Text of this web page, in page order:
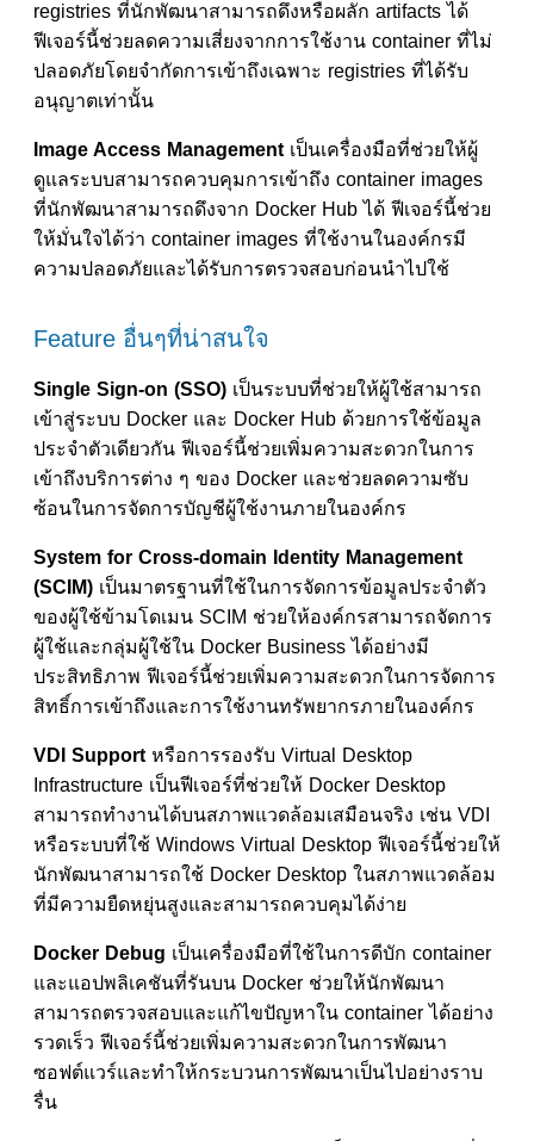
registries ที่นักพัฒนาสามารถดึงหรือผลัก artifacts ได้
ฟีเจอร์นี้ช่วยลดความเสี่ยงจากการใช้งาน container ที่ไม่
ปลอดภัยโดยจำกัดการเข้าถึงเฉพาะ registries ที่ได้รับ
อนุญาตเท่านั้น
Image Access Management เป็นเครื่องมือที่ช่วยให้ผู้
ดูแลระบบสามารถควบคุมการเข้าถึง container images
ที่นักพัฒนาสามารถดึงจาก Docker Hub ได้ ฟีเจอร์นี้ช่วย
ให้มั่นใจได้ว่า container images ที่ใช้งานในองค์กรมี
ความปลอดภัยและได้รับการตรวจสอบก่อนนำไปใช้
Feature อื่นๆที่น่าสนใจ
Single Sign-on (SSO) เป็นระบบที่ช่วยให้ผู้ใช้สามารถ
เข้าสู่ระบบ Docker และ Docker Hub ด้วยการใช้ข้อมูล
ประจำตัวเดียวกัน ฟีเจอร์นี้ช่วยเพิ่มความสะดวกในการ
เข้าถึงบริการต่าง ๆ ของ Docker และช่วยลดความซับ
ซ้อนในการจัดการบัญชีผู้ใช้งานภายในองค์กร
System for Cross-domain Identity Management
(SCIM) เป็นมาตรฐานที่ใช้ในการจัดการข้อมูลประจำตัว
ของผู้ใช้ข้ามโดเมน SCIM ช่วยให้องค์กรสามารถจัดการ
ผู้ใช้และกลุ่มผู้ใช้ใน Docker Business ได้อย่างมี
ประสิทธิภาพ ฟีเจอร์นี้ช่วยเพิ่มความสะดวกในการจัดการ
สิทธิ์การเข้าถึงและการใช้งานทรัพยากรภายในองค์กร
VDI Support หรือการรองรับ Virtual Desktop
Infrastructure เป็นฟีเจอร์ที่ช่วยให้ Docker Desktop
สามารถทำงานได้บนสภาพแวดล้อมเสมือนจริง เช่น VDI
หรือระบบที่ใช้ Windows Virtual Desktop ฟีเจอร์นี้ช่วยให้
นักพัฒนาสามารถใช้ Docker Desktop ในสภาพแวดล้อม
ที่มีความยืดหยุ่นสูงและสามารถควบคุมได้ง่าย
Docker Debug เป็นเครื่องมือที่ใช้ในการดีบัก container
และแอปพลิเคชันที่รันบน Docker ช่วยให้นักพัฒนา
สามารถตรวจสอบและแก้ไขปัญหาใน container ได้อย่าง
รวดเร็ว ฟีเจอร์นี้ช่วยเพิ่มความสะดวกในการพัฒนา
ซอฟต์แวร์และทำให้กระบวนการพัฒนาเป็นไปอย่างราบ
รื่น